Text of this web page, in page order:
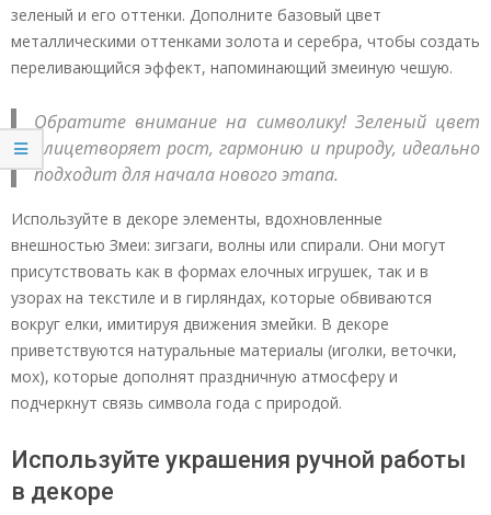
зеленый и его оттенки. Дополните базовый цвет
металлическими оттенками золота и серебра, чтобы создать
переливающийся эффект, напоминающий змеиную чешую.
Обратите внимание на символику! Зеленый цвет
олицетворяет рост, гармонию и природу, идеально
подходит для начала нового этапа.
Используйте в декоре элементы, вдохновленные
внешностью Змеи: зигзаги, волны или спирали. Они могут
присутствовать как в формах елочных игрушек, так и в
узорах на текстиле и в гирляндах, которые обвиваются
вокруг елки, имитируя движения змейки. В декоре
приветствуются натуральные материалы (иголки, веточки,
мох), которые дополнят праздничную атмосферу и
подчеркнут связь символа года с природой.
Используйте украшения ручной работы
в декоре